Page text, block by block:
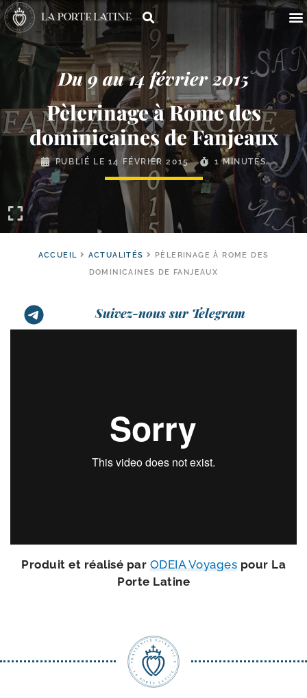
Du 9 au 14 février 2015
Pèlerinage à Rome des
dominicaines de Fanjeaux
PUBLIÉ LE 14 FÉVRIER 2015 1 MINUTES
ACCUEIL ACTUALITÉS
PÈLERINAGE À ROME DES
DOMINICAINES DE FANJEAUX
Suivez-nous sur Telegram
Produit et réa­li­sé par ODEIA Voyages pour La
Porte Latine